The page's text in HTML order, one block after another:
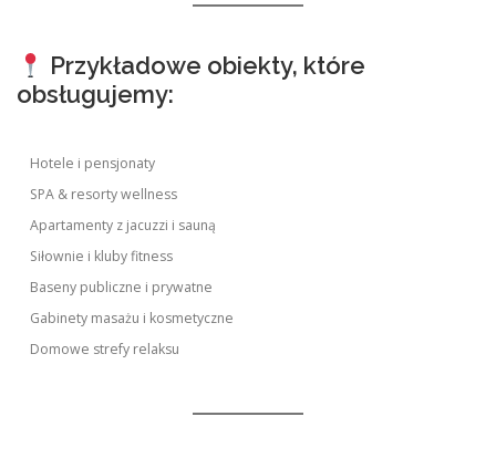
Przykładowe obiekty, które
obsługujemy:
Hotele i pensjonaty
SPA & resorty wellness
Apartamenty z jacuzzi i sauną
Siłownie i kluby fitness
Baseny publiczne i prywatne
Gabinety masażu i kosmetyczne
Domowe strefy relaksu